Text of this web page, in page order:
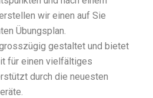
wir einen auf Sie
Übungsplan.
gestaltet und bietet
für einen vielfältiges
durch die neuesten